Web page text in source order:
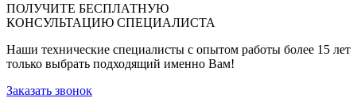
ПОЛУЧИТЕ БЕСПЛАТНУЮ
КОНСУЛЬТАЦИЮ СПЕЦИАЛИСТА
Наши технические специалисты с опытом работы более 15
только выбрать подходящий именно Вам!
Заказать звонок